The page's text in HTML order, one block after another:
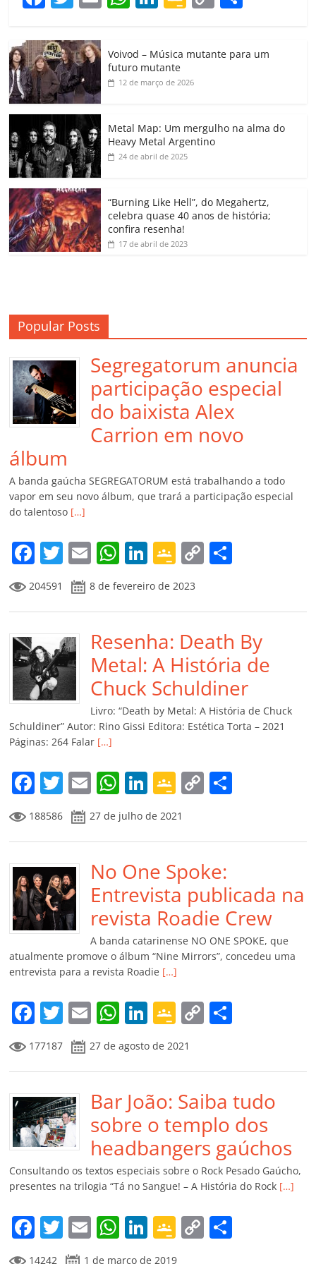
c
e
b
o
o
k
itt
er
ai at
s
A
p
k
e
dI
gl
e
a
ss
o
m
y
k
p
h
Voivod – Música mutante para um
futuro mutante
12 de março de 2026
Metal Map: Um mergulho na alma do
Heavy Metal Argentino
24 de abril de 2025
“Burning Like Hell”, do Megahertz,
celebra quase 40 anos de história;
confira resenha!
17 de abril de 2023
Popular Posts
Segregatorum anuncia
participação especial
do baixista Alex
Carrion em novo
álbum
A banda gaúcha SEGREGATORUM está trabalhando a todo
vapor em seu novo álbum, que trará a participação especial
do talentoso […]
F
a
c
e
b
o
o
k
T
w
itt
er
E
m
ai
l
W
at
s
A
p
p
Li
k
e
dI
n
G
o
o
gl
e
Cl
a
ss
ro
m
C
y
Li
n
k
p
ar
til
h
ar
204591 8 de fevereiro de 2023
Resenha: Death By
Metal: A História de
Chuck Schuldiner
Livro: “Death by Metal: A História de Chuck
Schuldiner” Autor: Rino Gissi Editora: Estética Torta – 2021
Páginas: 264 Falar […]
F
a
c
e
b
o
o
k
T
w
itt
er
E
m
ai
l
W
h
at
s
A
p
p
Li
n
k
e
dI
n
G
o
o
gl
e
Cl
a
ss
ro
o
m
C
y
Li
n
k
p
til
h
ar
188586 27 de julho de 2021
No One Spoke:
Entrevista publicada na
revista Roadie Crew
A banda catarinense NO ONE SPOKE, que
atualmente promove o álbum “Nine Mirrors”, concedeu uma
entrevista para a revista Roadie […]
F
a
c
e
b
o
o
k
T
w
itt
er
E
m
ai
l
W
at
s
A
p
p
Li
n
k
e
dI
n
G
o
o
gl
e
Cl
a
ss
ro
o
m
C
y
Li
n
k
p
ar
til
h
ar
177187 27 de agosto de 2021
Bar João: Saiba tudo
sobre o templo dos
headbangers gaúchos
Consultando os textos especiais sobre o Rock Pesado Gaúcho,
presentes na trilogia “Tá no Sangue! – A História do Rock […]
F
a
T
w
E
m
W Li
n
G
o
C
14242 1 de março de 2019